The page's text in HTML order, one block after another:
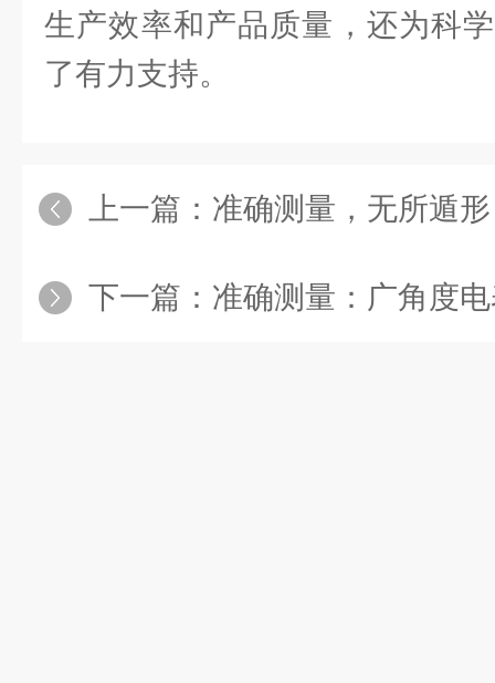
生产效率和产品质量，还为科
了有力支持。
上一篇： 准确测量，无所遁形：双波纹管差压计
下一篇： 准确测量：广角度电表